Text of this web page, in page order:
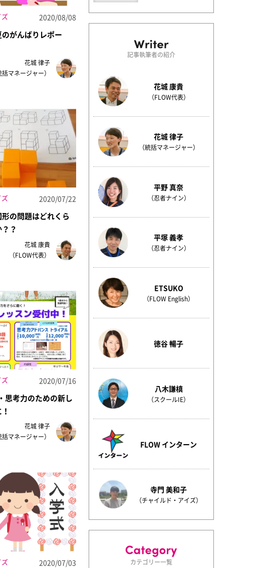
2020/08/08
がんばりレポー
花城 律子
括マネージャー）
2020/07/22
の問題はどれくら
？
花城 康貴
（FLOW代表）
2020/07/16
考力のための新し
花城 律子
括マネージャー）
2020/07/03
記事執筆者の紹介
花城 康貴
（FLOW代表）
花城 律子
（統括マネージャー）
平野 真奈
（忍者ナイン）
平塚 義孝
（忍者ナイン）
ETSUKO
（FLOW English）
徳谷 暢子
八木謙槙
（スクールIE）
FLOW インターン
寺門 美和子
（チャイルド・アイズ）
カテゴリー一覧